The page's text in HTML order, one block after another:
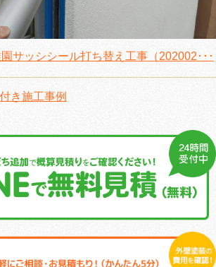
サッシシール打ち替え工事（202002･･･
き施工事例